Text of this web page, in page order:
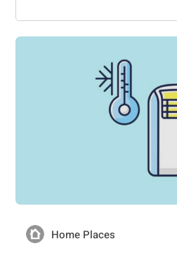
Home Places